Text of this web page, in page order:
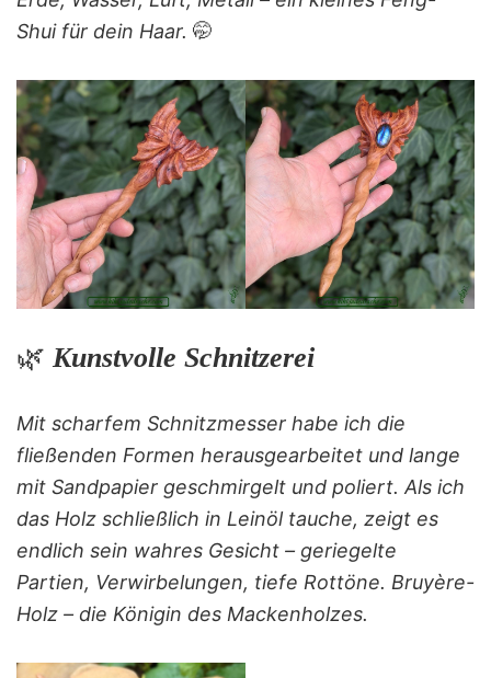
Shui für dein Haar. 🤭
🌿 Kunstvolle Schnitzerei
Mit scharfem Schnitzmesser habe ich die
fließenden Formen herausgearbeitet und lange
mit Sandpapier geschmirgelt und poliert. Als ich
das Holz schließlich in Leinöl tauche, zeigt es
endlich sein wahres Gesicht – geriegelte
Partien, Verwirbelungen, tiefe Rottöne. Bruyère-
Holz – die Königin des Mackenholzes.